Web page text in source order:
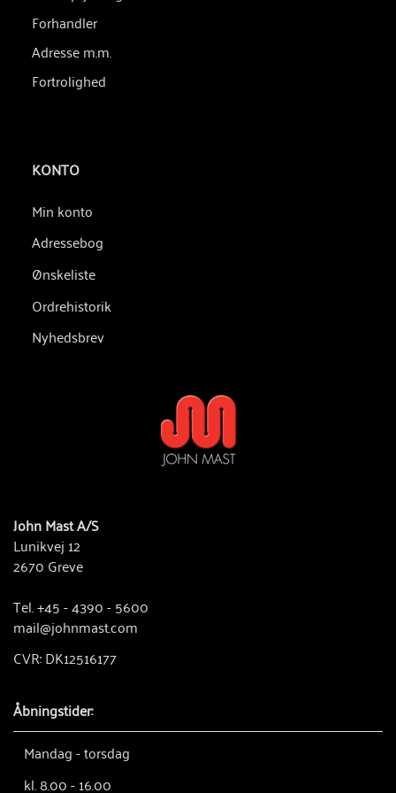
Forhandler
Adresse m.m.
Fortrolighed
KONTO
Min konto
Adressebog
Ønskeliste
Ordrehistorik
Nyhedsbrev
John Mast A/S
Lunikvej 12
2670 Greve
Tel. +45 - 4390 - 5600
mail@johnmast.com
CVR: DK12516177
Åbningstider:
Mandag - torsdag
kl. 8.00 - 16.00